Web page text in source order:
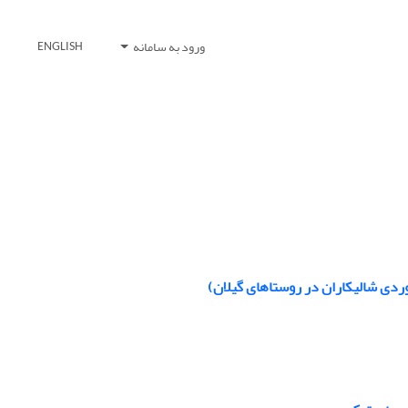
ورود به سامانه ENGLISH
شالیکاران در روستاهای گیلان)